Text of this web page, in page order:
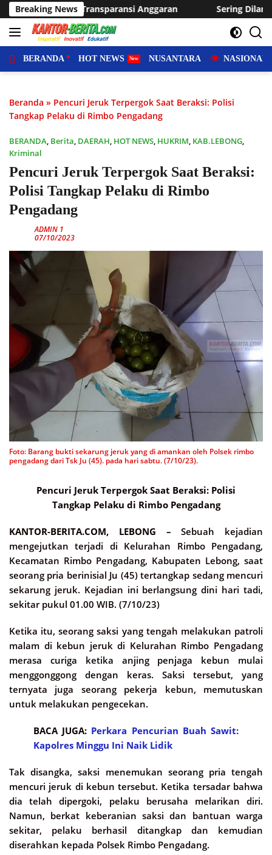
Langsung
ke
konten
Breaking NewsSering Dilanda Genangan, Desa Sukaraja
BERANDA HOT NEWS NUSANTARA NASIONAL
Beranda » Pencuri Jeruk Terpergok Saat Beraksi: Polisi
Tangkap Pelaku di Rimbo Pengadang
BERANDA, Berita, DAERAH, HOT NEWS, HUKRIM, KAB.LEBONG,
Kriminal
Pencuri Jeruk Terpergok Saat Beraksi:
Polisi Tangkap Pelaku di Rimbo
Pengadang
ADMIN 1
07/10/2023
Foto: Barang bukti sekarung jeruk yang di amankan oleh Polsek rimbo
pengadang dari Tsk Ju (45). pada hari sabtu. (7/10/23).
Pencuri Jeruk Terpergok Saat Beraksi: Polisi
Tangkap Pelaku di Rimbo Pengadang
KANTOR-BERITA.COM, LEBONG –Sebuah kejadian
mengejutkan terjadi di Kelurahan Rimbo Pengadang,
Kecamatan Rimbo Pengadang, Kabupaten Lebong, saat
seorang pria berinisial Ju (45) tertangkap sedang mencuri
sekarung jeruk. Kejadian ini berlangsung dini hari tadi,
sekitar pukul 01.00 WIB. (7/10/23)
Ketika itu, seorang saksi yang tengah melakukan patroli
malam di kebun jeruk di Kelurahan Rimbo Pengadang
merasa curiga ketika anjing penjaga kebun mulai
menggonggong dengan keras. Saksi tersebut, yang
ternyata juga seorang pekerja kebun, memutuskan
untuk melakukan pengecekan.
BACA JUGA: Perkara Pencurian Buah Sawit:
Kapolres Minggu Ini Naik Lidik
Tak disangka, saksi menemukan seorang pria tengah
mencuri jeruk di kebun tersebut. Ketika tersadar bahwa
dia telah dipergoki, pelaku berusaha melarikan diri.
Namun, berkat keberanian saksi dan bantuan warga
sekitar, pelaku berhasil ditangkap dan kemudian
diserahkan kepada Polsek Rimbo Pengadang.